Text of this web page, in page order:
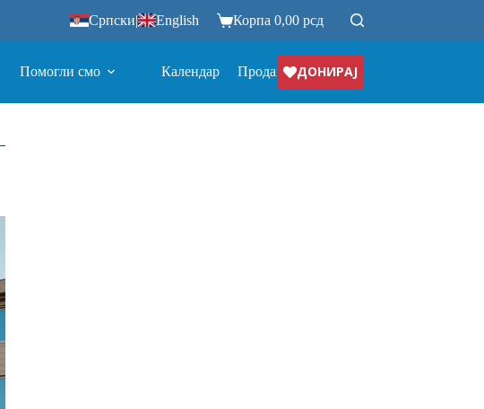
Српски| English Корпа 0,00 рсд
Помогли смо Календар ПродавницаДОНИРАЈ